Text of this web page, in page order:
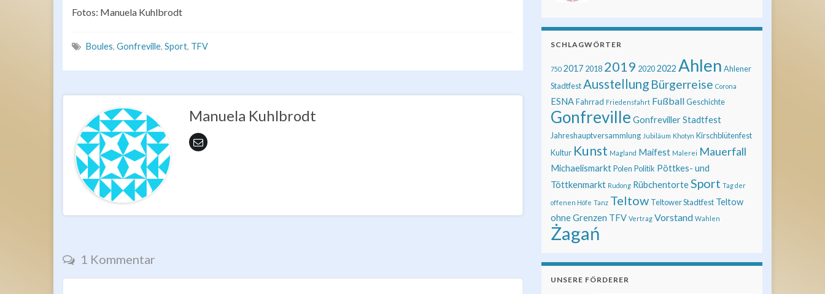
Fotos: Manuela Kuhlbrodt
Boules, Gonfreville, Sport, TFV
Manuela Kuhlbrodt
1 Kommentar
SCHLAGWÖRTER
750 2017 2018 2019 20202022 Ahlen Ahlener
Stadtfest Ausstellung Bürgerreise Corona
ESNAFahrrad Friedensfahrt FußballGeschichte
Gonfreville Gonfreviller Stadtfest
Jahreshauptversammlung Jubiläum Khotyn Kirschblütenfest
Kultur Kunst Magland Maifest Malerei Mauerfall
MichaelismarktPolen Politik Pöttkes- und
Töttkenmarkt Rudong RübchentorteSport Tag der
offenen Höfe Tanz Teltow Teltower Stadtfest Teltow
ohne Grenzen TFV Vertrag Vorstand Wahlen
Żagań
UNSERE FÖRDERER